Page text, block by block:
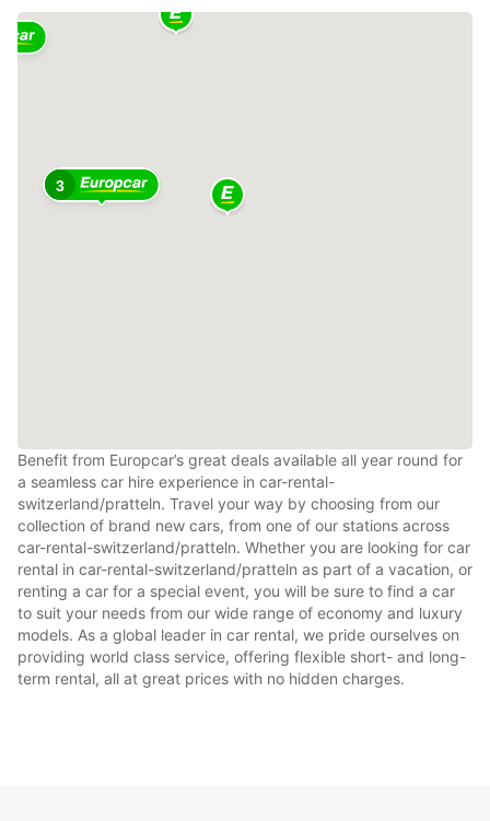
3
Benefit from Europcar’s great deals available all year round for
a seamless car hire experience in car-rental-
switzerland/pratteln. Travel your way by choosing from our
collection of brand new cars, from one of our stations across
car-rental-switzerland/pratteln. Whether you are looking for car
rental in car-rental-switzerland/pratteln as part of a vacation, or
renting a car for a special event, you will be sure to find a car
to suit your needs from our wide range of economy and luxury
models. As a global leader in car rental, we pride ourselves on
providing world class service, offering flexible short- and long-
term rental, all at great prices with no hidden charges.